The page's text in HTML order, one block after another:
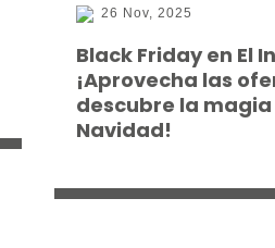
26 Nov, 2025
Black Friday en El
¡Aprovecha las
descubre la magia
Navidad!